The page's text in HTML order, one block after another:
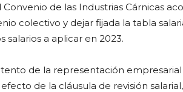
Convenio de las Industrias Cárnicas
colectivo y dejar fijada la tabla
salarios a aplicar en 2023.
de la representación
de la cláusula de revisión